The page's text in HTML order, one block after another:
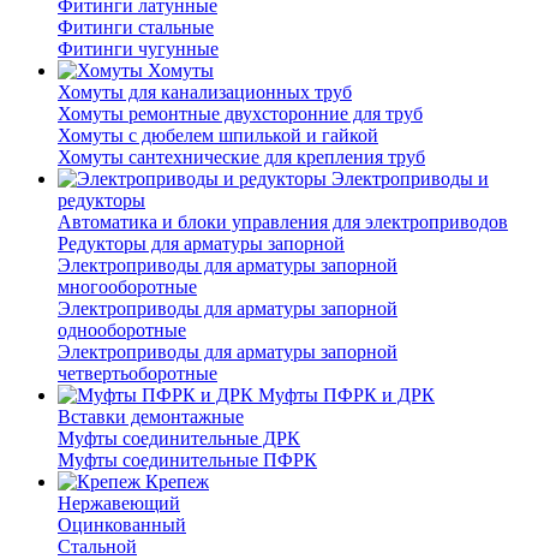
Фитинги латунные
Фитинги стальные
Фитинги чугунные
Хомуты
Хомуты для канализационных труб
Хомуты ремонтные двухсторонние для труб
Хомуты с дюбелем шпилькой и гайкой
Хомуты сантехнические для крепления труб
Электроприводы и
редукторы
Автоматика и блоки управления для электроприводов
Редукторы для арматуры запорной
Электроприводы для арматуры запорной
многооборотные
Электроприводы для арматуры запорной
однооборотные
Электроприводы для арматуры запорной
четвертьоборотные
Муфты ПФРК и ДРК
Вставки демонтажные
Муфты соединительные ДРК
Муфты соединительные ПФРК
Крепеж
Нержавеющий
Оцинкованный
Стальной